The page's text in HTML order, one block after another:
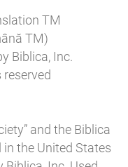
TM
TM)
Biblica, Inc.
and the Biblica
the United States